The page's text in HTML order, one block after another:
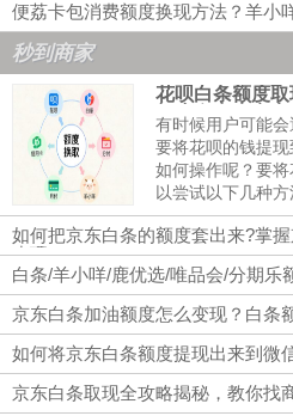
便荔卡包消费额度换现方法？羊小
秒到商家
花呗白条额度
额度套出来商家
有时候用户可能
要将花呗的钱提
如何操作呢？要
以尝试以下几种
政策调整而有所
所有方法，如果
行咨询，我们会
白条额度取现商家
如何把京东白条的额度套出来?掌
步骤
白条/羊小咩/鹿优选/唯品会/分期乐
京东白条加油额度怎么变现？白条
如何将京东白条额度提现出来到微
京东白条取现全攻略揭秘，教你找